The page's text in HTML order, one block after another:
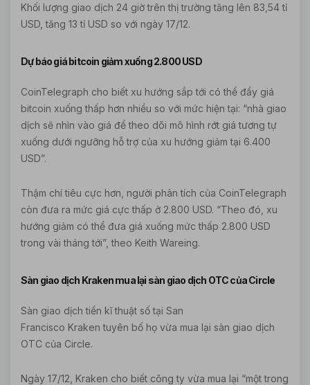
Khối lượng giao dịch 24 giờ trên thị trường tăng lên 83,54 tỉ
USD, tăng 13 tỉ USD so với ngày 17/12.
Dự báo giá bitcoin giảm xuống 2.800 USD
CoinTelegraph cho biết xu hướng sắp tới có thể đẩy giá
bitcoin xuống thấp hơn nhiều so với mức hiện tại: “nhà giao
dịch sẽ nhìn vào giá để theo dõi mô hình rớt giá tương tự
xuống dưới ngưỡng hỗ trợ của xu hướng giảm tại 6.400
USD”.
Thậm chí tiêu cực hơn, người phân tích của CoinTelegraph
còn đưa ra mức giá cực thấp ở 2.800 USD. “Theo đó, xu
hướng giảm có thể đưa giá xuống mức thấp 2.800 USD
trong vài tháng tới”, theo Keith Wareing.
Sàn giao dịch Kraken mua lại sàn giao dịch OTC của Circle
Sàn giao dịch tiền kĩ thuật số tại San
Francisco Kraken tuyên bố họ vừa mua lại sàn giao dịch
OTC của Circle.
Ngày 17/12, Kraken cho biết công ty vừa mua lại “một trong